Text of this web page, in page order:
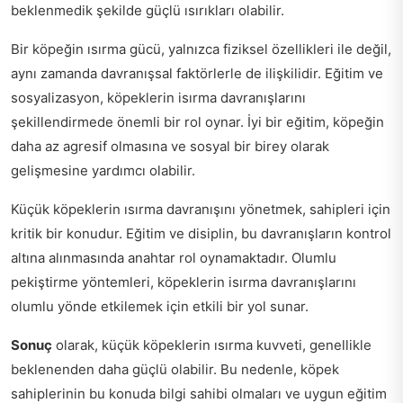
beklenmedik şekilde güçlü ısırıkları olabilir.
Bir köpeğin ısırma gücü, yalnızca fiziksel özellikleri ile değil,
aynı zamanda davranışsal faktörlerle de ilişkilidir. Eğitim ve
sosyalizasyon, köpeklerin isırma davranışlarını
şekillendirmede önemli bir rol oynar. İyi bir eğitim, köpeğin
daha az agresif olmasına ve sosyal bir birey olarak
gelişmesine yardımcı olabilir.
Küçük köpeklerin ısırma davranışını yönetmek, sahipleri için
kritik bir konudur. Eğitim ve disiplin, bu davranışların kontrol
altına alınmasında anahtar rol oynamaktadır. Olumlu
pekiştirme yöntemleri, köpeklerin isırma davranışlarını
olumlu yönde etkilemek için etkili bir yol sunar.
Sonuç olarak, küçük köpeklerin ısırma kuvveti, genellikle
beklenenden daha güçlü olabilir. Bu nedenle, köpek
sahiplerinin bu konuda bilgi sahibi olmaları ve uygun eğitim